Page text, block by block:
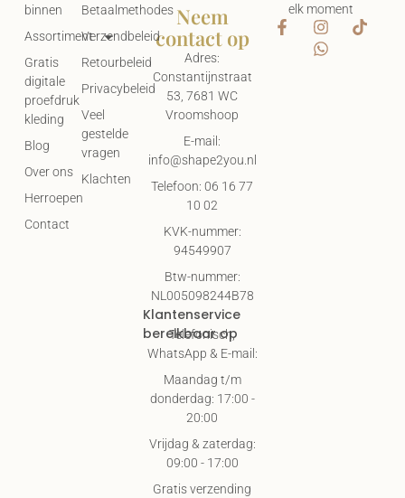
elk moment
Betaalmethodes
Verzendbeleid
Retourbeleid
Privacybeleid
Veel
gestelde
vragen
Klachten
binnen
Assortiment
Gratis
digitale
proefdruk
kleding
Blog
Over ons
Herroepen
Contact
Neem
contact op
Adres:
Constantijnstraat
53, 7681 WC
Vroomshoop
E-mail:
info@shape2you.nl
Telefoon: 06 16 77
10 02
KVK-nummer:
94549907
Btw-nummer:
NL005098244B78
Klantenservice
bereikbaar op
Telefonisch,
WhatsApp & E-mail:
Maandag t/m
donderdag: 17:00 -
20:00
Vrijdag & zaterdag:
09:00 - 17:00
Gratis verzending